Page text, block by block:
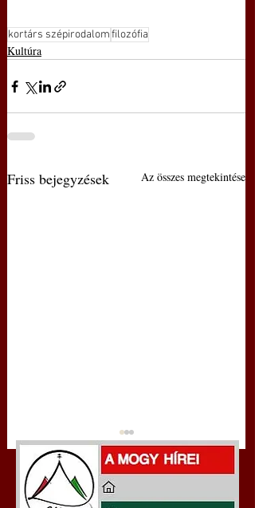
kortárs szépirodalomfilozófia
Kultúra
Friss bejegyzések Az összes megtekintése